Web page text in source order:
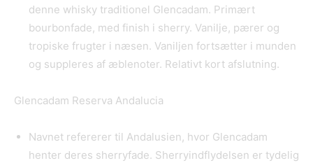
denne whisky traditionel Glencadam. Primært
bourbonfade, med finish i sherry. Vanilje, pærer og
tropiske frugter i næsen. Vaniljen fortsætter i munden
og suppleres af æblenoter. Relativt kort afslutning.
Glencadam Reserva Andalucia
Navnet refererer til Andalusien, hvor Glencadam
henter deres sherryfade. Sherryindflydelsen er tydelig